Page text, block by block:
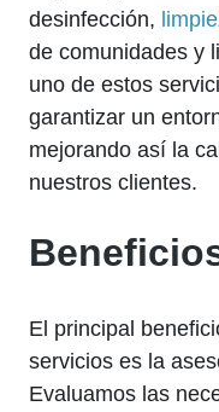
desinfección,
de comunidades y
uno de estos
garantizar un
mejorando así la
nuestros clientes.
El principal
servicios es la
Evaluamos las